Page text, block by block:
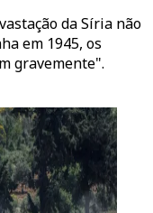
da Síria não
em 1945, os
gravemente".